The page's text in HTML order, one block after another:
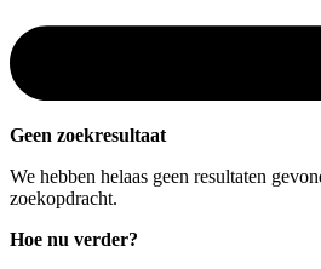
Geen zoekresultaat
We hebben helaas geen resultaten
zoekopdracht.
Hoe nu verder?